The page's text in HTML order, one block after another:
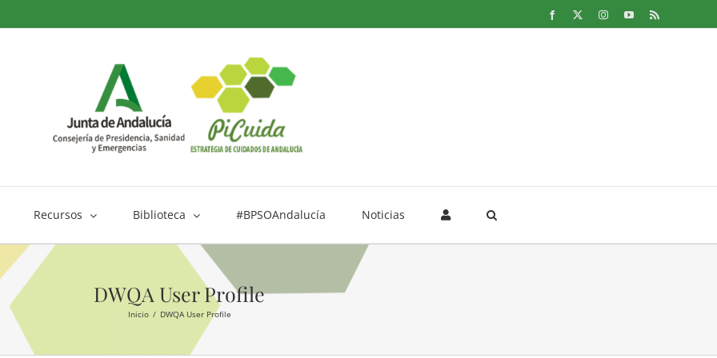
Facebook InstagramYouTubeRss
Recursos Biblioteca #BPSOAndalucía Noticias
DWQA User Profile
Inicio DWQA User Profile